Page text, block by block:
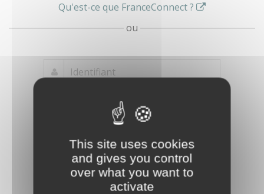
This site uses cookies
and gives you control
over what you want to
activate
Qu'est-ce que FranceConnect ?
ou
oublié ?
compte
Connexion